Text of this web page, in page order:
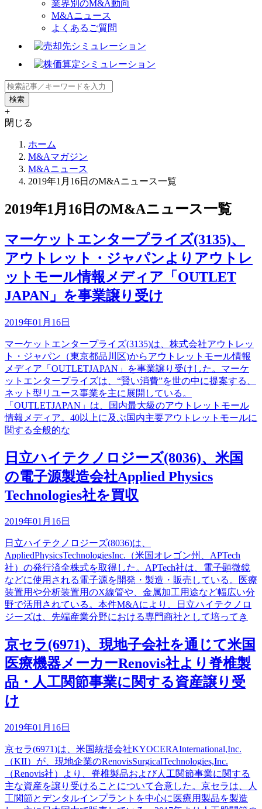
業界別のM&A動向
M&Aニュース
よくあるご質問
+
閉じる
ホーム
M&Aマガジン
M&Aニュース
2019年1月16日のM&Aニュース一覧
2019年1月16日のM&Aニュース一覧
マーケットエンタープライズ(3135)、
アウトレット・ジャパンよりアウトレ
ットモール情報メディア「OUTLET
JAPAN」を事業譲り受け
2019年01月16日
マーケットエンタープライズ(3135)は、株式会社アウトレッ
ト・ジャパン（東京都品川区)からアウトレットモール情報
メディア「OUTLETJAPAN」を事業譲り受けした。マーケ
ットエンタープライズは、“賢い消費”を世の中に提案する、
ネット型リユース事業を主に展開している。
「OUTLETJAPAN」は、国内最大級のアウトレットモール
情報メディア。40以上に及ぶ国内主要アウトレットモールに
関する全般的な
日立ハイテクノロジーズ(8036)、米国
の電子源製造会社Applied Physics
Technologies社を買収
2019年01月16日
日立ハイテクノロジーズ(8036)は、
AppliedPhysicsTechnologiesInc.（米国オレゴン州、APTech
社）の発行済全株式を取得した。APTech社は、電子顕微鏡
などに使用される電子源を開発・製造・販売している。医療
装置用や分析装置用のX線管や、金属加工用途など幅広い分
野で活用されている。本件M&Aにより、日立ハイテクノロ
ジーズは、先端産業分野における専門商社として培ってき
京セラ(6971)、現地子会社を通じて米国
医療機器メーカーRenovis社より脊椎製
品・人工関節事業に関する資産譲り受
け
2019年01月16日
京セラ(6971)は、米国統括会社KYOCERAInternational,Inc.
（KII）が、現地企業のRenovisSurgicalTechnologies,Inc.
（Renovis社）より、脊椎製品および人工関節事業に関する
主な資産を譲り受けることについて合意した。京セラは、人
工関節とデンタルインプラントを中心に医療用製品を製造